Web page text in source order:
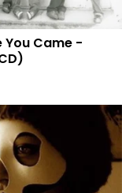
You Came -